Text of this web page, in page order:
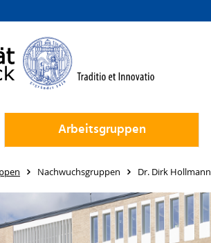
Arbeitsgruppen
Nachwuchsgruppen Dr. Dirk Hollmann